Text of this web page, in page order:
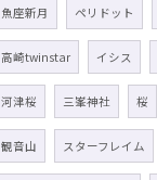
魚座新月 ペリドット
高崎twinstar イシス
河津桜 三峯神社 桜
観音山 スターフレイム